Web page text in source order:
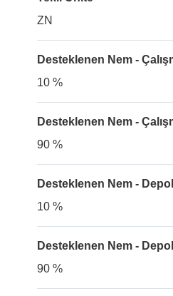
ZN
Desteklenen Nem -
10 %
Desteklenen Nem -
90 %
Desteklenen Nem -
10 %
Desteklenen Nem -
90 %